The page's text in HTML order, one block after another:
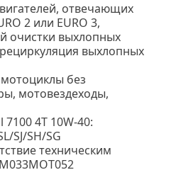
отвечающих
2 или EURO 3,
очистки выхлопных
выхлопных
без
мотовездеходы,
4T 10W-40:
SJ/SH/SG
техническим